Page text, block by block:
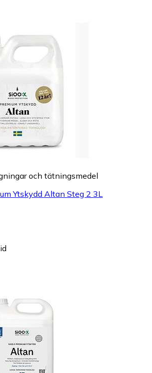
och tätningsmedel
Ytskydd Altan Steg 2 3L